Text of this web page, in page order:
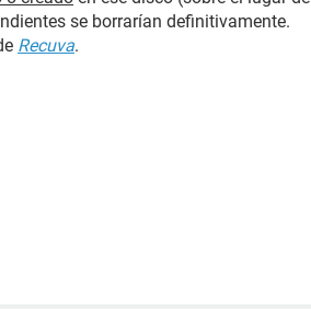
se borrarían definitivamente.
Recuva.